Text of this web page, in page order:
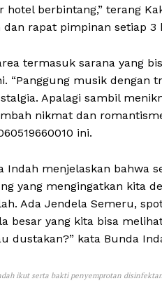
hotel berbintang,” terang
dan rapat pimpinan setiap 3
termasuk sarana yang
“Panggung musik
Apalagi sambil
nikmat dan
ini.
Indah menjelaskan bahwa
yang mengingatkan kita
Ada Jendela Semeru,
besar yang kita bisa
dustakan?” kata Bunda
ikut serta bakti penyemprotan